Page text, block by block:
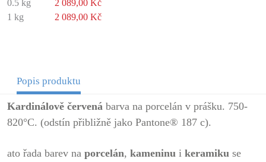
0.5 kg
2 089,00 Kč
1 kg
2 089,00 Kč
Popis produktu
Kardinálově červená barva na porcelán v prášku. 750-
820°C. (odstín přibližně jako Pantone® 187 c).
ato řada barev na porcelán, kameninu i keramiku se